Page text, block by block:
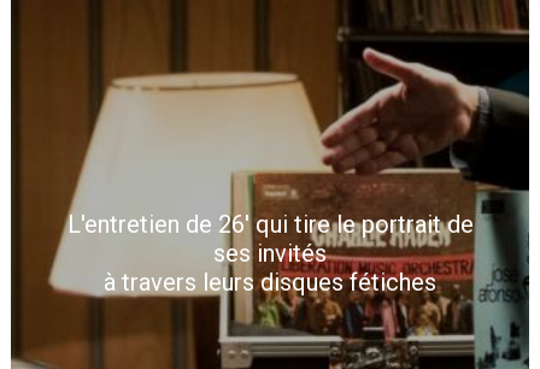
L'entretien de 26' qui tire le portrait de
ses invités
à travers leurs disques fétiches